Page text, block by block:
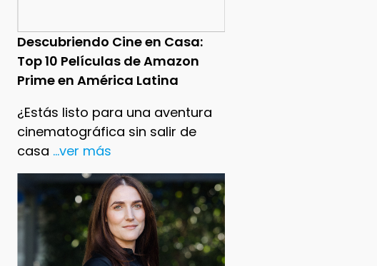
Descubriendo Cine en Casa:
Top 10 Películas de Amazon
Prime en América Latina
¿Estás listo para una aventura
cinematográfica sin salir de
casa ...ver más